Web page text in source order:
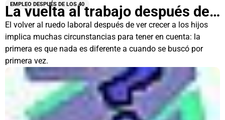
EMPLEO DESPUÉS DE LOS 40
La vuelta al trabajo después de…
El volver al ruedo laboral después de ver crecer a los hijos
implica muchas circunstancias para tener en cuenta: la
primera es que nada es diferente a cuando se buscó por
primera vez.